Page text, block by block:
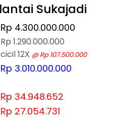
Sukajadi
Rp 4.300.000.000
Rp 1.290.000.000
cicil 12X @ Rp 107.500.000
Rp 3.010.000.000
Rp 34.948.652
Rp 27.054.731